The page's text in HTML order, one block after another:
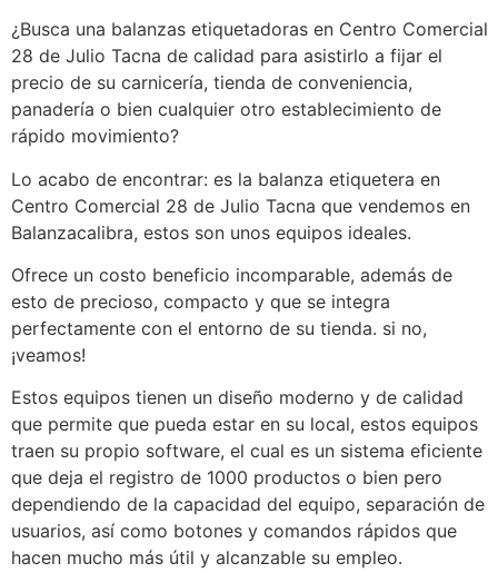
¿Busca una balanzas etiquetadoras en Centro Comercial
28 de Julio Tacna de calidad para asistirlo a fijar el
precio de su carnicería, tienda de conveniencia,
panadería o bien cualquier otro establecimiento de
rápido movimiento?
Lo acabo de encontrar: es la balanza etiquetera en
Centro Comercial 28 de Julio Tacna que vendemos en
Balanzacalibra, estos son unos equipos ideales.
Ofrece un costo beneficio incomparable, además de
esto de precioso, compacto y que se integra
perfectamente con el entorno de su tienda. si no,
¡veamos!
Estos equipos tienen un diseño moderno y de calidad
que permite que pueda estar en su local, estos equipos
traen su propio software, el cual es un sistema eficiente
que deja el registro de 1000 productos o bien pero
dependiendo de la capacidad del equipo, separación de
usuarios, así como botones y comandos rápidos que
hacen mucho más útil y alcanzable su empleo.